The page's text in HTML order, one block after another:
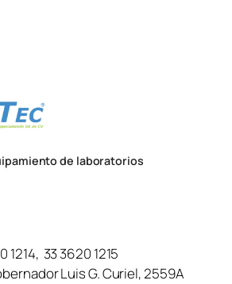
de laboratorios
1214, 33 3620 1215
Luis G. Curiel, 2559A